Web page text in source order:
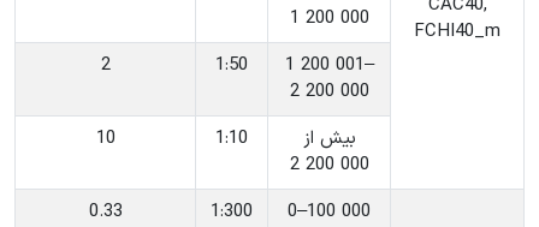
FCHI40_m
1 200 000
‎1 200 001–
2 200 000
‎1:50
2
‎بیش از
2 200 000
‎1:10
10
‎0–100 000
‎1:300
0.33